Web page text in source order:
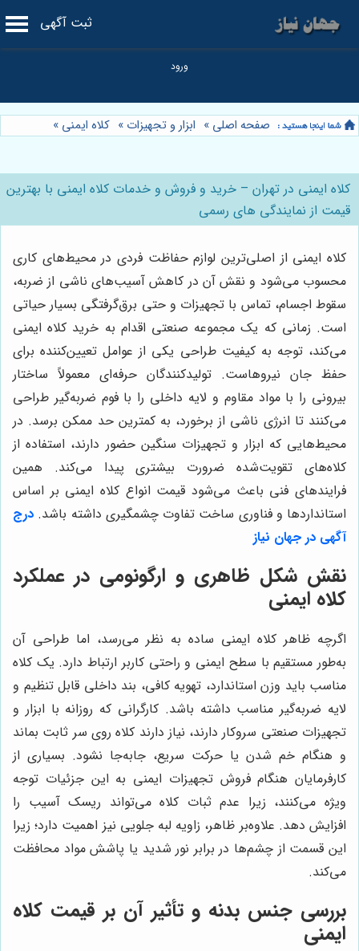
ثبت آگهی
صفحه اصلی » ابزار و تجهیزات » کلاه ایمنی »
کلاه ایمنی در تهران – خرید و فروش و خدمات کلاه ایمنی با بهترین
قیمت از نمایندگی های رسمی
کلاه ایمنی از اصلی‌ترین لوازم حفاظت فردی در محیط‌های کاری
محسوب می‌شود و نقش آن در کاهش آسیب‌های ناشی از ضربه،
سقوط اجسام، تماس با تجهیزات و حتی برق‌گرفتگی بسیار حیاتی
است. زمانی که یک مجموعه صنعتی اقدام به خرید کلاه ایمنی
می‌کند، توجه به کیفیت طراحی یکی از عوامل تعیین‌کننده برای
حفظ جان نیروهاست. تولیدکنندگان حرفه‌ای معمولاً ساختار
بیرونی را با مواد مقاوم و لایه داخلی را با فوم ضربه‌گیر طراحی
می‌کنند تا انرژی ناشی از برخورد، به کمترین حد ممکن برسد. در
محیط‌هایی که ابزار و تجهیزات سنگین حضور دارند، استفاده از
کلاه‌های تقویت‌شده ضرورت بیشتری پیدا می‌کند. همین
فرایندهای فنی باعث می‌شود قیمت انواع کلاه ایمنی بر اساس
استانداردها و فناوری ساخت تفاوت چشمگیری داشته باشد. درج
آگهی در جهان نیاز
نقش شکل ظاهری و ارگونومی در عملکرد
کلاه ایمنی
اگرچه ظاهر کلاه ایمنی ساده به نظر می‌رسد، اما طراحی آن
به‌طور مستقیم با سطح ایمنی و راحتی کاربر ارتباط دارد. یک کلاه
مناسب باید وزن استاندارد، تهویه کافی، بند داخلی قابل تنظیم و
لایه ضربه‌گیر مناسب داشته باشد. کارگرانی که روزانه با ابزار و
تجهیزات صنعتی سروکار دارند، نیاز دارند کلاه روی سر ثابت بماند
و هنگام خم شدن یا حرکت سریع، جابه‌جا نشود. بسیاری از
کارفرمایان هنگام فروش تجهیزات ایمنی به این جزئیات توجه
ویژه می‌کنند، زیرا عدم ثبات کلاه می‌تواند ریسک آسیب را
افزایش دهد. علاوه‌بر ظاهر، زاویه لبه جلویی نیز اهمیت دارد؛ زیرا
این قسمت از چشم‌ها در برابر نور شدید یا پاشش مواد محافظت
می‌کند.
بررسی جنس بدنه و تأثیر آن بر قیمت کلاه
ایمنی